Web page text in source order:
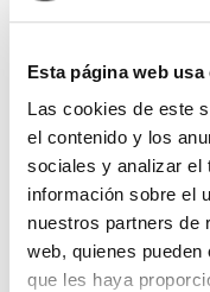
Esta página web usa
Las cookies de este
el contenido y los
sociales y analizar el
información sobre el
nuestros partners de
web, quienes
que les haya